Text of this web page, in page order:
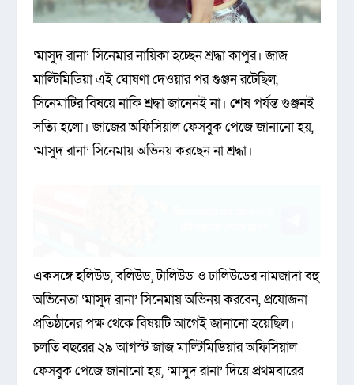
‘মাসুদ রানা’ সিনেমার নায়িকা হচ্ছেন শ্রদ্ধা কাপুর। জাজ
মাল্টিমিডিয়া এই ঘোষণা দেওয়ার পর গুঞ্জন রটেছিল,
সিনেমাটির বিষয়ে নাকি শ্রদ্ধা জানেনই না। শেষ পর্যন্ত গুঞ্জনই
সত্যি হলো। জাজের অফিসিয়াল ফেসবুক পেজে জানানো হয়,
‘মাসুদ রানা’ সিনেমায় অভিনয় করছেন না শ্রদ্ধা।
একসঙ্গে হলিউড, বলিউড, টালিউড ও ঢালিউডের নামজাদা বহু
অভিনেতা ‘মাসুদ রানা’ সিনেমায় অভিনয় করবেন, প্রযোজনা
প্রতিষ্ঠানের পক্ষ থেকে বিষয়টি আগেই জানানো হয়েছিল।
চলতি বছরের ২৯ আগস্ট জাজ মাল্টিমিডিয়ার অফিসিয়াল
ফেসবুক পেজে জানানো হয়, ‘মাসুদ রানা’ দিয়ে প্রথমবারের